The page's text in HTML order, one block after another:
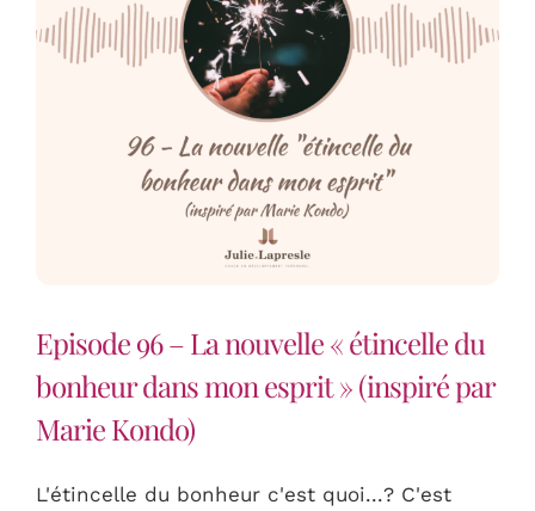
Episode 96 – La nouvelle « étincelle du
bonheur dans mon esprit » (inspiré par
Marie Kondo)
L'étincelle du bonheur c'est quoi...? C'est